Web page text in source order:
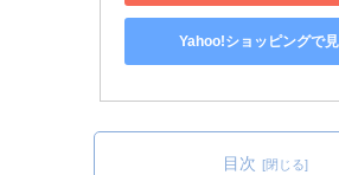
Yahoo!ショッピングで
目次